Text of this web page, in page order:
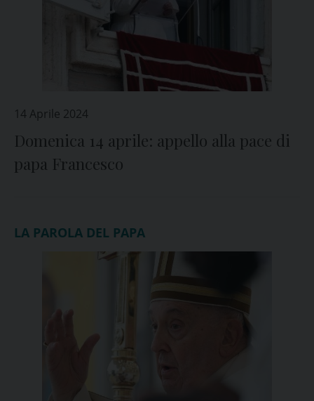
14 Aprile 2024
Domenica 14 aprile: appello alla pace di
papa Francesco
LA PAROLA DEL PAPA